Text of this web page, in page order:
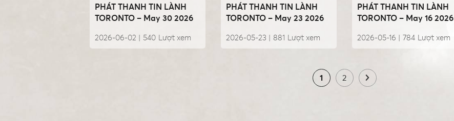
PHÁT THANH TIN LÀNH
TORONTO – May 30 2026
2026-06-02 | Lượt xem
540
PHÁT THANH TIN LÀNH
TORONTO – May 23 2026
2026-05-23 | Lượt xem
881
PHÁT THANH TIN LÀNH
TORONTO – May 16 2026
2026-05-16 | Lượt xem
784
1 2